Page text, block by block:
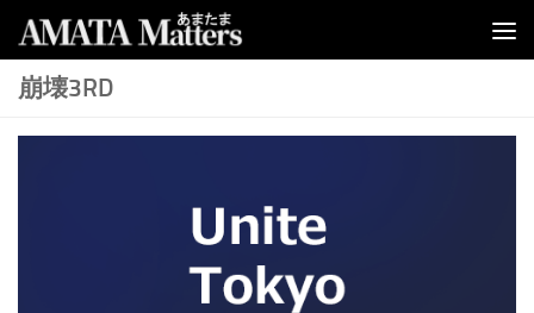
コンテンツへスキップ
崩壊3RD